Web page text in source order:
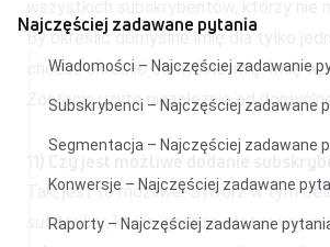
Najczęściej zadawane pytania
Wiadomości – Najczęściej zadawanie
Subskrybenci – Najczęściej zadawane
Segmentacja – Najczęściej zadawane
Konwersje – Najczęściej zadawane
Raporty – Najczęściej zadawane
wszystkich subskrybentów, którzy
By określić domyślne imię dla tylko
chcesz określić domyślne imię. Imię
Zostanie użyte niezależnie od
11) Czy jest możliwe dodanie
Tak, jest to możliwe. Stwórz w tym
subscriber , które ignoruje status